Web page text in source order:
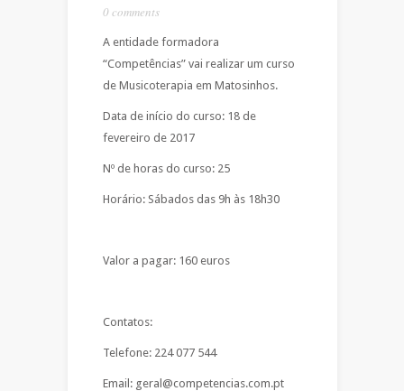
0 comments
A entidade formadora
“Competências” vai realizar um curso
de Musicoterapia em Matosinhos.
Data de início do curso: 18 de
fevereiro de 2017
Nº de horas do curso: 25
Horário: Sábados das 9h às 18h30
Valor a pagar: 160 euros
Contatos:
Telefone: 224 077 544
Email: geral@competencias.com.pt